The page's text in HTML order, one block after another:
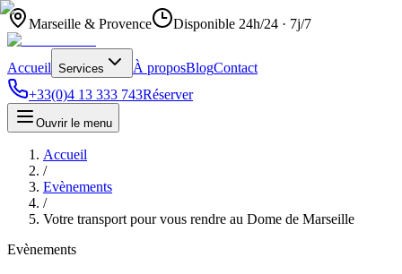
Marseille & Provence Disponible 24h/24 · 7j/7
Accueil Services À proposBlogContact
+33(0)4 13 333 743Réserver
Ouvrir le menu
Accueil
/
Evènements
/
Votre transport pour vous rendre au Dome de Marseille
Evènements